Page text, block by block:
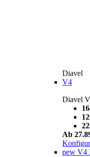
Diavel
V4
Diavel
Ab
new V4